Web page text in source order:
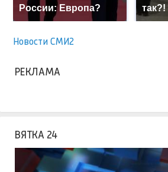
России: Европа?
так?!
Новости СМИ2
РЕКЛАМА
ВЯТКА 24